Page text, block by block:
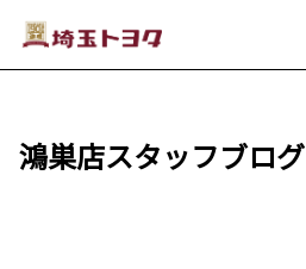
鴻巣店スタッフブログ